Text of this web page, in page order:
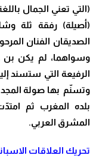
(التي تعني الجمال
(أصيلة) رفقة ثلة
الصديقان الفنان
وسواهما، لم يكن بن
الرفيعة التي ستسند
وتسنّم بها صولة المجد
بلده المغرب ثم
المشرق العربي.
تحريك العلاقات